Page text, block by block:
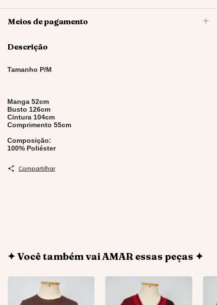
Meios de pagamento
Descrição
Tamanho P/M
Manga 52cm
Busto 126cm
Cintura 104cm
Comprimento 55cm
Composição:
100% Poliéster
Compartilhar
✦ Você também vai AMAR essas peças ✦